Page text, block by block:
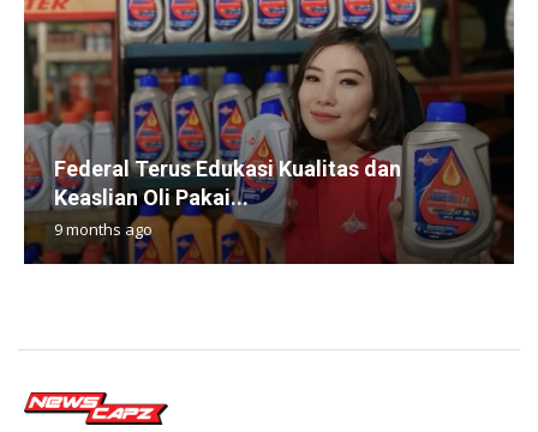
Federal Terus Edukasi Kualitas dan
Keaslian Oli Pakai...
9 months ago